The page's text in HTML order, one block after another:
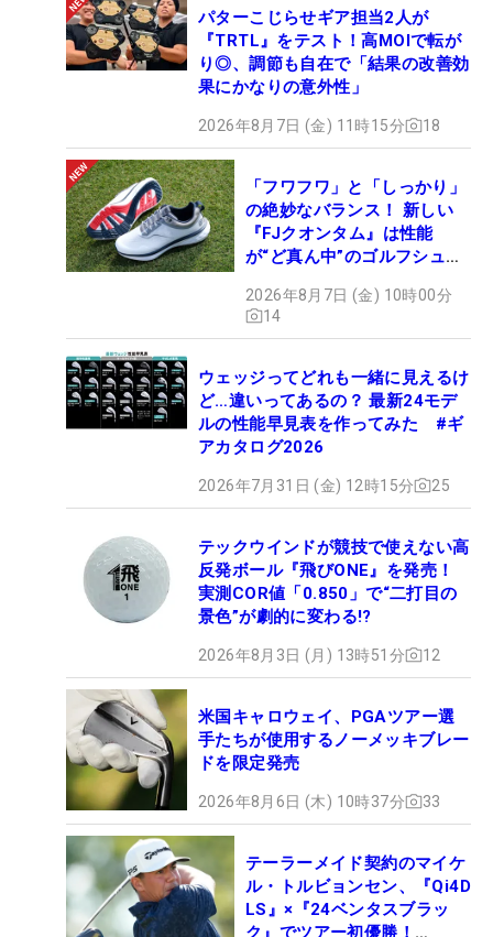
パターこじらせギア担当2人が
『TRTL』をテスト！高MOIで転が
り◎、調節も自在で「結果の改善効
果にかなりの意外性」
2026年8月7日 (金) 11時15分 18
「フワフワ」と「しっかり」
の絶妙なバランス！ 新しい
『FJクオンタム』は性能
が“ど真ん中”のゴルフシュー
2026年8月7日 (金) 10時00分
14
ウェッジってどれも一緒に見えるけ
ど…違いってあるの？ 最新24モデ
ルの性能早見表を作ってみた #ギ
アカタログ2026
2026年7月31日 (金) 12時15分 25
テックウインドが競技で使えない高
反発ボール『飛びONE』を発売！
実測COR値「0.850」で“二打目の
景色”が劇的に変わる!?
2026年8月3日 (月) 13時51分 12
米国キャロウェイ、PGAツアー選
手たちが使用するノーメッキブレー
ドを限定発売
2026年8月6日 (木) 10時37分 33
テーラーメイド契約のマイケ
ル・トルビョンセン、『Qi4D
LS』×『24ベンタスブラッ
ク』でツアー初優勝！